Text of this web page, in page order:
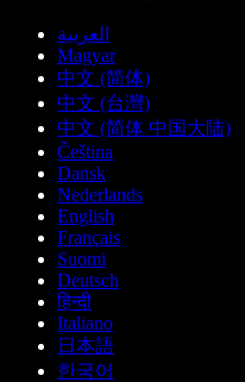
العربية
Magyar
中文 (简体)
中文 (台灣)
中文 (简体 中国大陆)
Čeština
Dansk
Nederlands
English
Français
Suomi
Deutsch
हिन्दी
Italiano
日本語
한국어